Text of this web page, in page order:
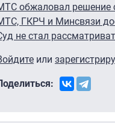
обжаловал решение
ГКРЧ и Минсвязи
не стал
или